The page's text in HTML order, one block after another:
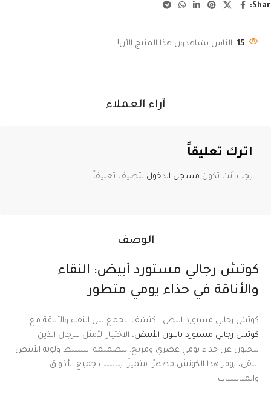
15 الناس يشاهدون هذا المنتج الآن!
الوصف
كوتش رجالي مستورد أبيض: النقاء
والأناقة في حذاء يومي متطور
كوتش رجالي مستورد ابيض اكتشف الجمع بين النقاء والأناقة مع
كوتش رجالي مستورد باللون الأبيض، الاختيار الأمثل للرجال الذين
يبحثون عن حذاء يومي عصري ومريح. بتصميمه البسيط ولونه الأبيض
النقي، يوفر هذا الكوتش مظهرًا متميزًا يناسب جميع الأذواق
والمناسبات.
آراء العملاء
اترك تعليقاً
يجب أنت تكون مسجل الدخول لتضيف تعليقاً.